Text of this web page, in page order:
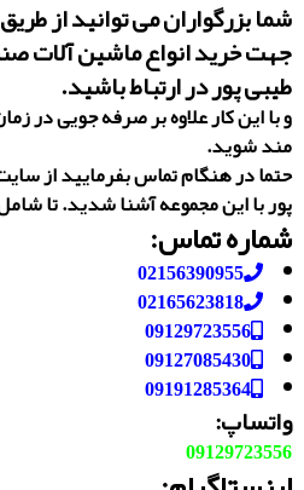
شما بزرگواران می توانید از
جهت خرید انواع ماشین آلات
طیبی پور در ارتباط باشید.
و با این کار علاوه بر صرفه جویی در
مند شوید.
حتما در هنگام تماس بفرمایید از
پوربا این مجموعه آشنا شدید. تا
شماره تماس:
02156390955
02165623818
09129723556
09127085430
09191285364
واتساپ:
09129723556